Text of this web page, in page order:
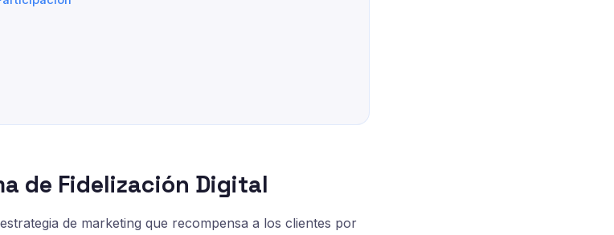
de Fidelización Digital
de marketing que recompensa a los clientes por